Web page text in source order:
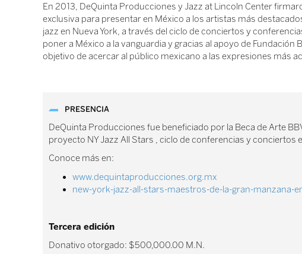
En 2013, DeQuinta Producciones y Jazz at Lincoln Center
exclusiva para presentar en México a los artistas más
jazz en Nueva York, a través del ciclo de conciertos y
poner a México a la vanguardia y gracias al apoyo de
objetivo de acercar al público mexicano a las expresiones más
PRESENCIA
DeQuinta Producciones fue beneficiado por la Beca de Arte
proyecto NY Jazz All Stars , ciclo de conferencias y conciertos
Conoce más en:
www.dequintaproducciones.org.mx
new-york-jazz-all-stars-maestros-de-la-gran-manzana-
Tercera edición
Donativo otorgado: $500,000.00 M.N.